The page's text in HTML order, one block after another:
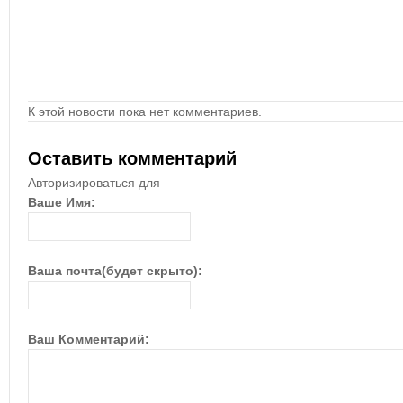
К этой новости пока нет комментариев.
Оставить комментарий
Авторизироваться для
Ваше Имя:
Ваша почта(будет скрыто):
Ваш Комментарий: